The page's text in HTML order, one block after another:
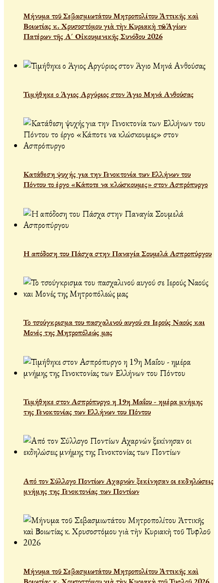
Μήνυμα τοῦ Σεβασμιωτάτου Μητροπολίτου Ἀττικῆς καὶ
Βοιωτίας κ. Χρυσοστόμου γιὰ τὴν Κυριακὴ τῶν Ἁγίων
Πατέρων τῆς Α´ Οἰκουμενικῆς Συνόδου 2026
Τιμήθηκε ο Άγιος Αργύριος στον Άγιο Μηνά Ανθούσας
Κατάθεση ψυχής για την Γενοκτονία των Ελλήνων του
Πόντου το έργο «Κάποτε να κλώσκουμες» στον Ασπρόπυργο
Η απόδοση του Πάσχα στην Παναγία Σουμελά Ασπροπύργου
Το τσούγκρισμα του πασχαλινού αυγού σε Ιερούς Ναούς και
Μονές της Μητροπόλεώς μας
Τιμήθηκε στον Ασπρόπυργο η 19η Μαΐου - ημέρα μνήμης
της Γενοκτονίας των Ελλήνων του Πόντου
Από τον Σύλλογο Ποντίων Αχαρνών ξεκίνησαν οι εκδηλώσεις
μνήμης της Γενοκτονίας των Ποντίων
Μήνυμα τοῦ Σεβασμιωτάτου Μητροπολίτου Ἀττικῆς καὶ